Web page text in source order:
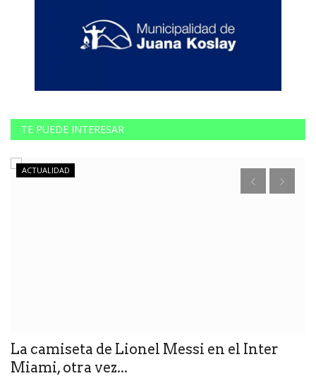
TE PUEDE INTERESAR
ACTUALIDAD
La camiseta de Lionel Messi en el Inter
Miami, otra vez...